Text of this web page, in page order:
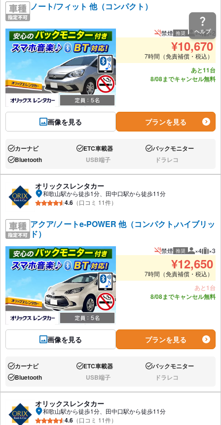
ノート/フィット 他（コンパクト）
画像を見る
禁煙 推奨 推奨人数
×4 推
×2
¥10,670
7時間（免責補償・税込）
あと11台
8/08までキャンセル無料
プランを見る
あり:カーナビ あり:ETC車載器 あり:バックモニター
あり:Bluetooth なし:USB端子 なし:ドラレコ
オリックスレンタカー
和歌山駅から徒歩1分、田中口駅から徒歩11分
4.6 （口コミ 11件）
アクア/ノートe-POWER 他（コンパクト,ハイブリッ
ド）
画像を見る
禁煙 推奨 推奨人数
×4 推
×3
¥12,650
7時間（免責補償・税込）
あと1台
8/08までキャンセル無料
プランを見る
あり:カーナビ あり:ETC車載器 あり:バックモニター
あり:Bluetooth なし:USB端子 なし:ドラレコ
オリックスレンタカー
和歌山駅から徒歩1分、田中口駅から徒歩11分
4.6 （口コミ 11件）
ヘルプ